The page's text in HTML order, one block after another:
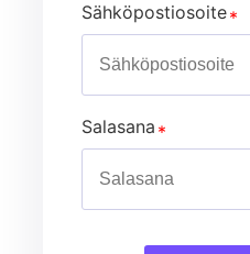
Sähköpostiosoite
Salasana